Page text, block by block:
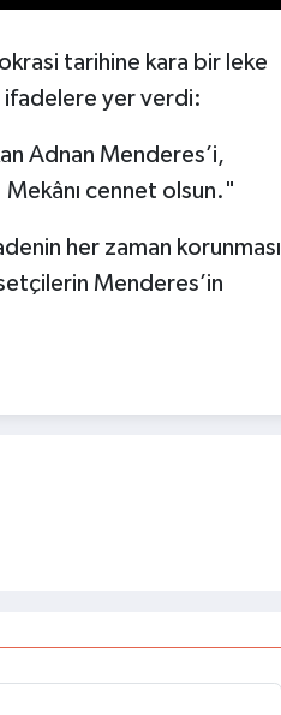
tarihine kara bir leke
ifadelere yer verdi:
Adnan Menderes’i,
Mekânı cennet olsun."
her zaman korunması
Menderes’in